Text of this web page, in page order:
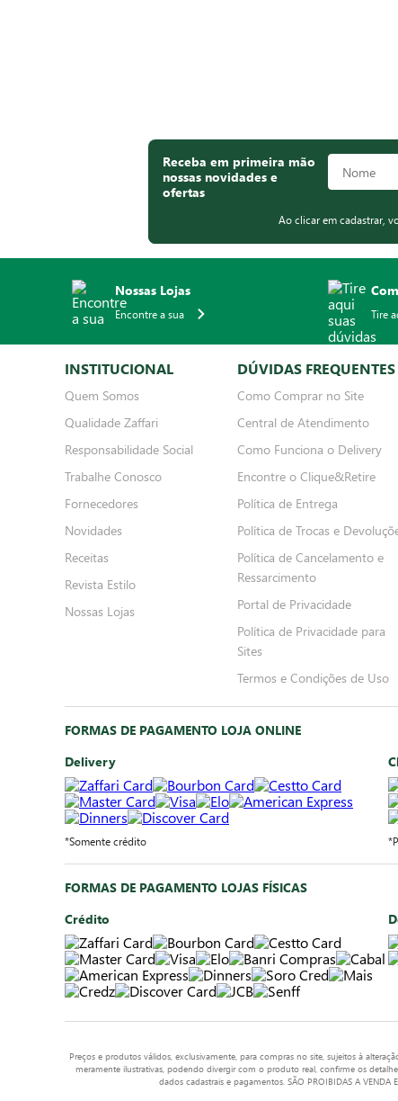
Receba em primeira mão
nossas novidades e
ofertas
Ao clicar em cadastrar,
Nossas Lojas
Encontre a sua Tire
INSTITUCIONAL
Quem Somos
Qualidade Zaffari
Responsabilidade Social
Trabalhe Conosco
Fornecedores
Novidades
Receitas
Revista Estilo
Nossas Lojas
DÚVIDAS FREQUENTES
Como Comprar no Site
Central de Atendimento
Como Funciona o Delivery
Encontre o Clique&Retire
Política de Entrega
Política de Trocas e
Política de Cancelamento e
Ressarcimento
Portal de Privacidade
Política de Privacidade para
Sites
Termos e Condições de Uso
FORMAS DE PAGAMENTO LOJA ONLINE
Delivery
*Somente crédito
FORMAS DE PAGAMENTO LOJAS FÍSICAS
Crédito
Preços e produtos válidos, exclusivamente, para compras no site, sujeitos à
meramente ilustrativas, podendo divergir com o produto real, confirme os
dados cadastrais e pagamentos. SÃO PROIBIDAS A VENDA